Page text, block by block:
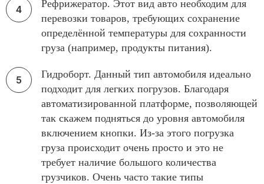
Рефрижератор. Этот вид авто необходим для
перевозки товаров, требующих сохранение
определённой температуры для сохранности
груза (например, продукты питания).
Гидроборт. Данный тип автомобиля идеально
подходит для легких погрузов. Благодаря
автоматизированной платформе, позволяющей
так скажем подняться до уровня автомобиля
включением кнопки. Из-за этого погрузка
груза происходит очень просто и это не
требует наличие большого количества
грузчиков. Очень часто такие типы